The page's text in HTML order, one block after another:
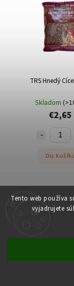
Tento web používa
vyjadrujete
Počas horúcich
Produkty citlivé
Abecedne
TRS Hnedý
Skladom
€2,65
Do